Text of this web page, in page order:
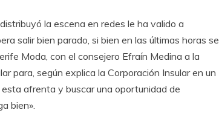
la escena en redes le ha valido a
salir bien parado, si bien en las últimas horas se
Moda, con el consejero Efraín Medina a la
para, según explica la Corporación Insular en un
afrenta y buscar una oportunidad de
bien».